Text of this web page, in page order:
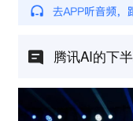
腾讯AI的下